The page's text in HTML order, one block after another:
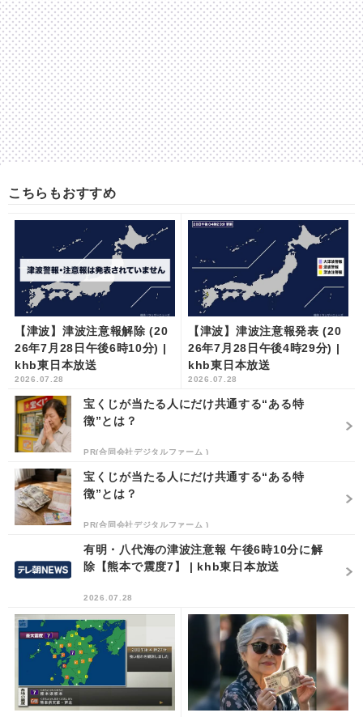
こちらもおすすめ
【津波】津波注意報解除 (20
26年7月28日午後6時10分) |
khb東日本放送
2026.07.28
【津波】津波注意報発表 (20
26年7月28日午後4時29分) |
khb東日本放送
2026.07.28
宝くじが当たる人にだけ共通する“ある特
徴”とは？
PR(合同会社デジタルファーム )
宝くじが当たる人にだけ共通する“ある特
徴”とは？
PR(合同会社デジタルファーム )
有明・八代海の津波注意報 午後6時10分に解
除【熊本で震度7】 | khb東日本放送
2026.07.28